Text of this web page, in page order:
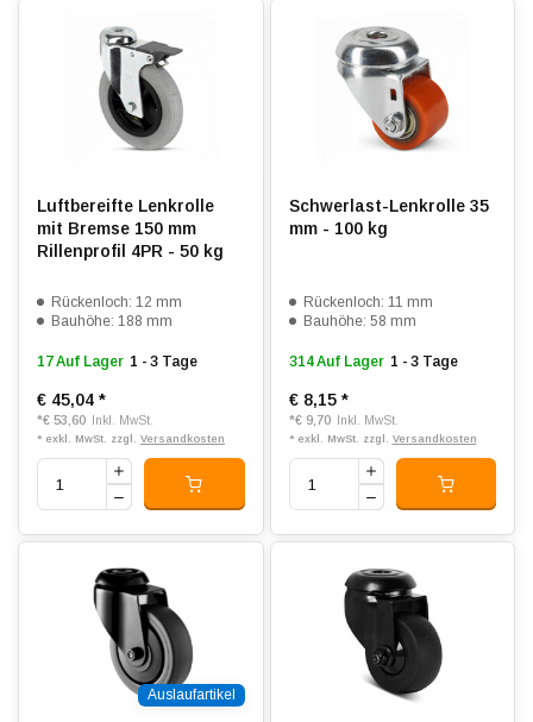
Luftbereifte Lenkrolle
mit Bremse 150 mm
Rillenprofil 4PR - 50 kg
Rückenloch: 12 mm
Bauhöhe: 188 mm
17 Auf Lager 1 - 3 Tage
€ 45,04 *
*€ 53,60 Inkl. MwSt.
* exkl. MwSt. zzgl. Versandkosten
Schwerlast-Lenkrolle 35
mm - 100 kg
Rückenloch: 11 mm
Bauhöhe: 58 mm
314 Auf Lager 1 - 3 Tage
€ 8,15 *
*€ 9,70 Inkl. MwSt.
* exkl. MwSt. zzgl. Versandkosten
Auslaufartikel